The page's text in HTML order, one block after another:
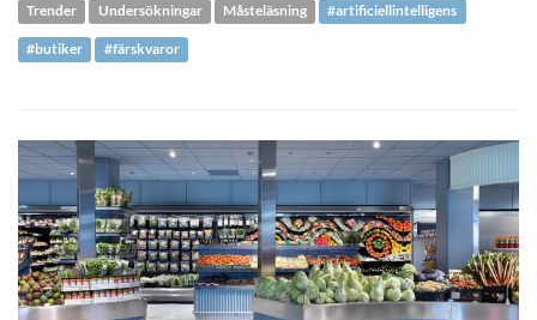
Trender Undersökningar Måsteläsning #artificiellintelligens
#butiker #färskvaror